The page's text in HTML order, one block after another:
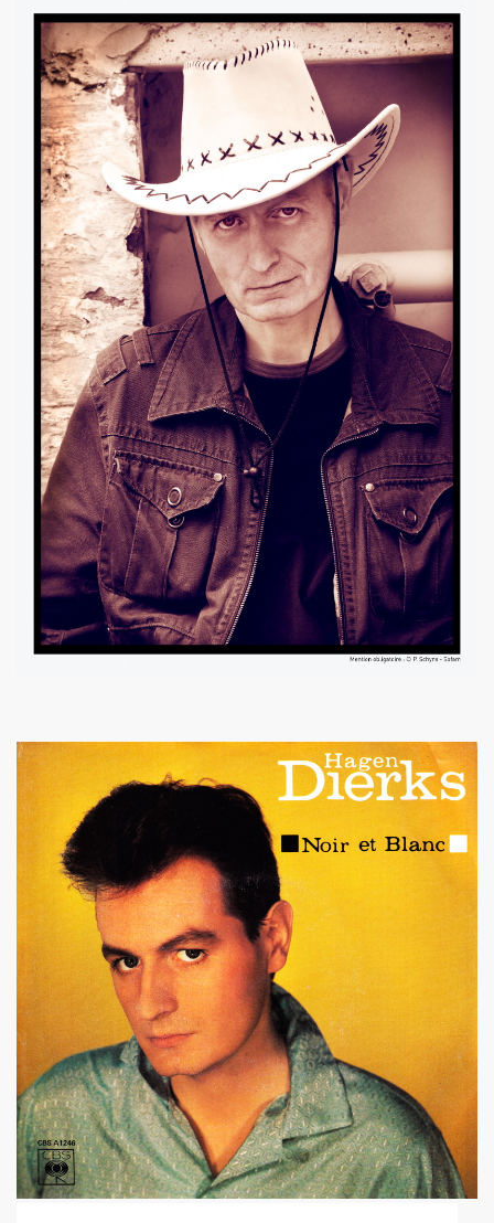
2011 a juin 2012.
2011 a juin 2011.
2010 a decembre 2010.
2010 a juin 2010.
2009 a decembre 2009.
2008 a decembre 2008.
(a partir d'octobre 2021).
1977 a 1983.
(et courrier des lecteurs de "JUKE
MARIE FRANCE parus entre 2006 et 2012.
setlists.
"AJASPHERE" le 28 octobre 2025 au Petit Bain (75013
"OK KO" le 16 octobre 2025 au Zenith (Paris) : chronique
UNKNOWN" le 27 septembre 2025 a Gouvieux (60) :
"AJASPHERE" le 30 août 2025 en la chapelle Reille
"I DIG THAT BOP" le 28 juin 2025 a Louvres (95) :
le 24 juin 2025, terre plein central du boulevard
ALMOSNINO a la guitare) le 21 juin 2025 devant le bar
"AJASPHERE" dans la nuit du 20 au 21 juin 2025 en l
a DANIEL DARC le 19 juin 2025, rue Charles
le 10 juin 2025 au Cafe de la Danse